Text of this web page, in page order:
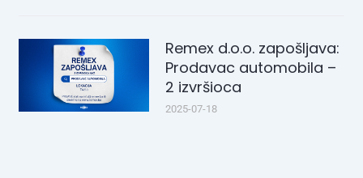
Remex d.o.o. zapošljava:
Prodavac automobila –
2 izvršioca
2025-07-18